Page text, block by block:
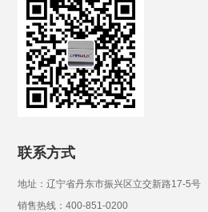
联系方式
地址：辽宁省丹东市振兴区立交新路17-5号
销售热线：400-851-0200